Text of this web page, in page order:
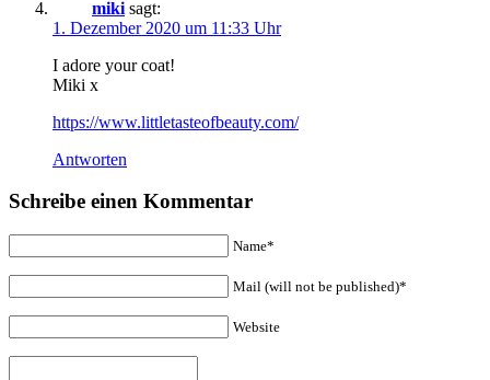
miki sagt:
1. Dezember 2020 um 11:33 Uhr
I adore your coat!
Miki x
https://www.littletasteofbeauty.com/
Antworten
Schreibe einen Kommentar
Name*
Mail (will not be published)*
Website